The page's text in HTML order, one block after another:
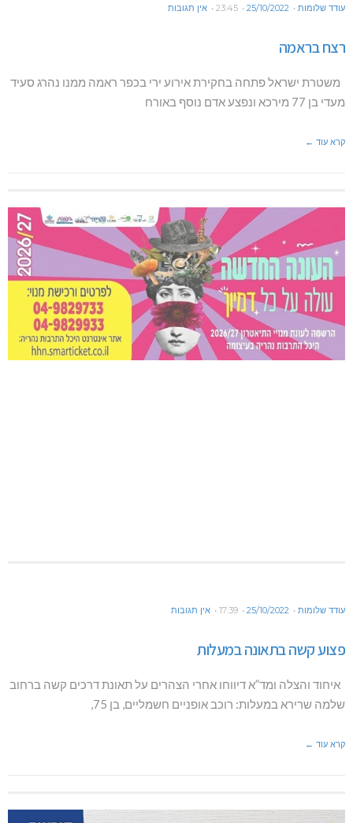
עודד שלומות 25/10/2022
23:45 אין תגובות
רצח בראמה
משטרת ישראל פתחה בחקירת אירוע ירי בכפר ראמה ממנו נהרג סעיד
מעדי בן 77 מירכא ונפצע אדם נוסף באורח
קרא עוד ←
עודד שלומות 25/10/2022
17:39 אין תגובות
פצוע קשה בתאונה במעלות
איחוד והצלה ומד”א דיווחו אחרי הצהרים על תאונת דרכים קשה ברחוב
שלמה שרירא במעלות: רוכב אופניים חשמליים, בן 75,
קרא עוד ←